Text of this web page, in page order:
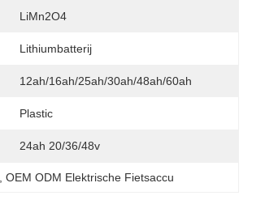
LiMn2O4
Lithiumbatterij
12ah/16ah/25ah/30ah/48ah/60ah
Plastic
24ah 20/36/48v
, OEM ODM Elektrische Fietsaccu